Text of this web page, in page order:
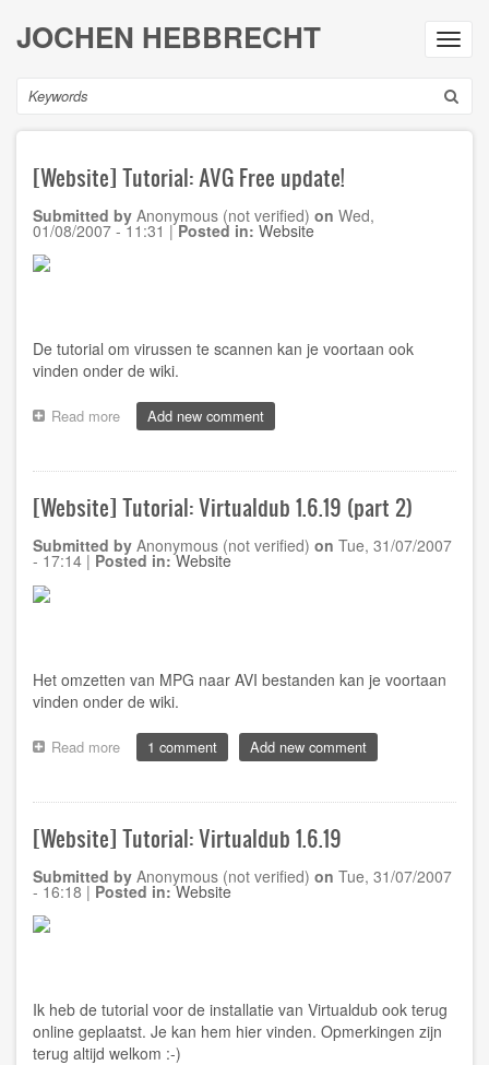
main
content
JOCHEN HEBBRECHT
Search
[Website] Tutorial: AVG Free update!
Submitted by Anonymous (not verified) on Wed,
01/08/2007 - 11:31 |Posted in: Website
De tutorial om virussen te scannen kan je voortaan ook
vinden onder de wiki.
Read more about
[Website]
AVG
Free
update!
Add new comment
[Website] Tutorial: Virtualdub 1.6.19 (part 2)
Submitted by Anonymous (not verified) on Tue, 31/07/2007
- 17:14 | Posted in:Website
Het omzetten van MPG naar AVI bestanden kan je voortaan
vinden onder de wiki.
Read more about
[Website]
Virtualdub
1.6.19
(part
1 comment Add new comment
[Website] Tutorial: Virtualdub 1.6.19
Submitted by Anonymous (not verified) on Tue, 31/07/2007
- 16:18 | Posted in:Website
Ik heb de tutorial voor de installatie van Virtualdub ook terug
online geplaatst. Je kan hem hier vinden. Opmerkingen zijn
terug altijd welkom :-)